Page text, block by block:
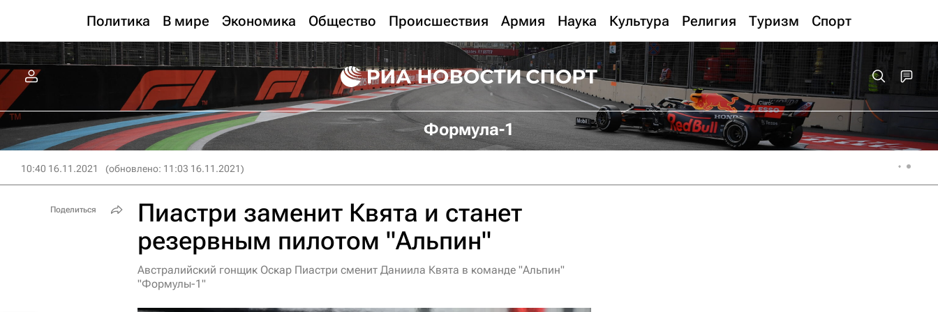
Политика В мире Экономика Общество Происшествия Армия Наука Культура Религия Туризм Спорт
Формула-1
10:40 16.11.2021 (обновлено: 11:03 16.11.2021)
Пиастри заменит Квята и станет
резервным пилотом "Альпин"
Австралийский гонщик Оскар Пиастри сменит Даниила Квята в команде "Альпин"
"Формулы-1"
Поделиться